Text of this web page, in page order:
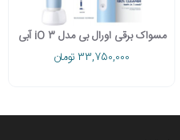
مسواک برقی اورال بی مدل iO 3 آبی
33,750,000 تومان